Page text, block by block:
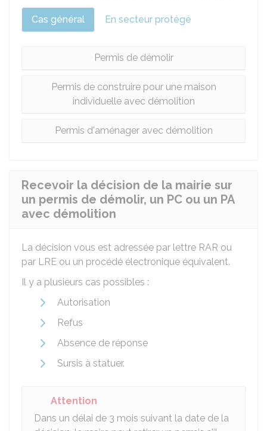
Cas général En secteur protégé
Permis de démolir
Permis de construire pour une maison
individuelle avec démolition
Permis d'aménager avec démolition
Recevoir la décision de la mairie sur
un permis de démolir, un PC ou un PA
avec démolition
La décision vous est adressée par lettre RAR ou
par LRE ou un procédé électronique équivalent.
Il y a plusieurs cas possibles :
Autorisation
Refus
Absence de réponse
Sursis à statuer.
Attention
Dans un délai de 3 mois suivant la date de la